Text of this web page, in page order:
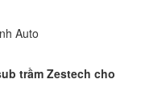
Auto
trầm Zestech cho